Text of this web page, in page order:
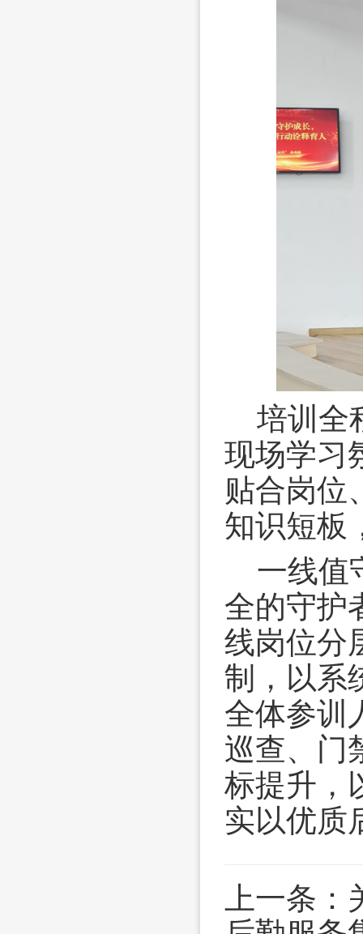
培训全
现场学习
贴合岗位
知识短板
一线值
全的守护
线岗位分
制，以系
全体参训
巡查、门
标提升，
实以优质
上一条：